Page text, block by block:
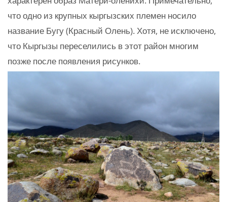
что одно из крупных кыргызских племен носило
название Бугу (Красный Олень). Хотя, не исключено,
что Кыргызы переселились в этот район многим
позже после появления рисунков.